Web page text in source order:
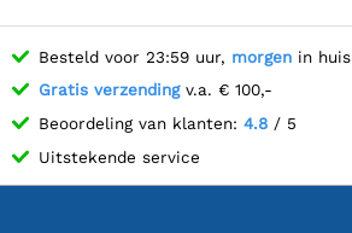
Besteld voor 23:59 uur, morgen in huis
Gratis verzendingv.a. € 100,-
Beoordeling van klanten: 4.8 / 5
Uitstekende service